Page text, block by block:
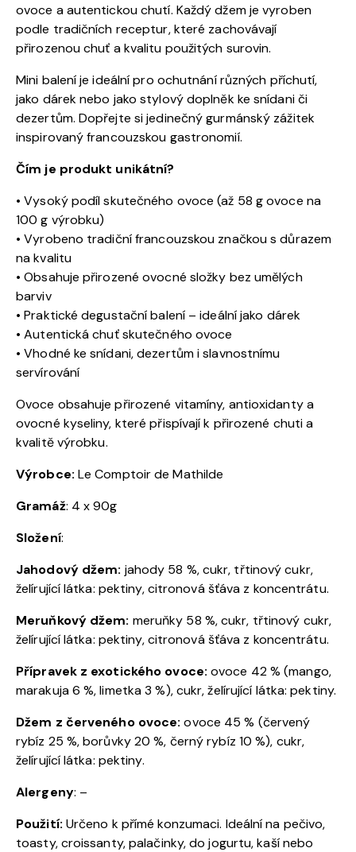
ovoce a autentickou chutí. Každý džem je vyroben
podle tradičních receptur, které zachovávají
přirozenou chuť a kvalitu použitých surovin.
Mini balení je ideální pro ochutnání různých příchutí,
jako dárek nebo jako stylový doplněk ke snídani či
dezertům. Dopřejte si jedinečný gurmánský zážitek
inspirovaný francouzskou gastronomií.
Čím je produkt unikátní?
• Vysoký podíl skutečného ovoce (až 58 g ovoce na
100 g výrobku)
• Vyrobeno tradiční francouzskou značkou s důrazem
na kvalitu
• Obsahuje přirozené ovocné složky bez umělých
barviv
• Praktické degustační balení – ideální jako dárek
• Autentická chuť skutečného ovoce
• Vhodné ke snídani, dezertům i slavnostnímu
servírování
Ovoce obsahuje přirozené vitamíny, antioxidanty a
ovocné kyseliny, které přispívají k přirozené chuti a
kvalitě výrobku.
Výrobce: Le Comptoir de Mathilde
Gramáž: 4 x 90g
Složení:
Jahodový džem: jahody 58 %, cukr, třtinový cukr,
želírující látka: pektiny, citronová šťáva z koncentrátu.
Meruňkový džem: meruňky 58 %, cukr, třtinový cukr,
želírující látka: pektiny, citronová šťáva z koncentrátu.
Přípravek z exotického ovoce: ovoce 42 % (mango,
marakuja 6 %, limetka 3 %), cukr, želírující látka: pektiny.
Džem z červeného ovoce: ovoce 45 % (červený
rybíz 25 %, borůvky 20 %, černý rybíz 10 %), cukr,
želírující látka: pektiny.
Alergeny: –
Použití: Určeno k přímé konzumaci. Ideální na pečivo,
toasty, croissanty, palačinky, do jogurtu, kaší nebo